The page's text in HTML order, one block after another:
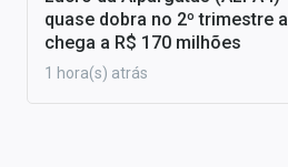
quase dobra no 2º trimestre a
chega a R$ 170 milhões
1 hora(s) atrás